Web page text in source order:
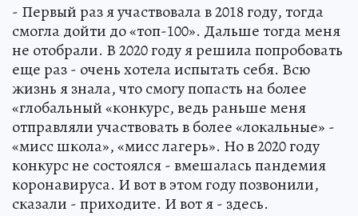
- Первый раз я участвовала в 2018 году, тогда
смогла дойти до «топ-100». Дальше тогда меня
не отобрали. В 2020 году я решила попробовать
еще раз - очень хотела испытать себя. Всю
жизнь я знала, что смогу попасть на более
«глобальный «конкурс, ведь раньше меня
отправляли участвовать в более «локальные» -
«мисс школа», «мисс лагерь». Но в 2020 году
конкурс не состоялся - вмешалась пандемия
коронавируса. И вот в этом году позвонили,
сказали - приходите. И вот я - здесь.